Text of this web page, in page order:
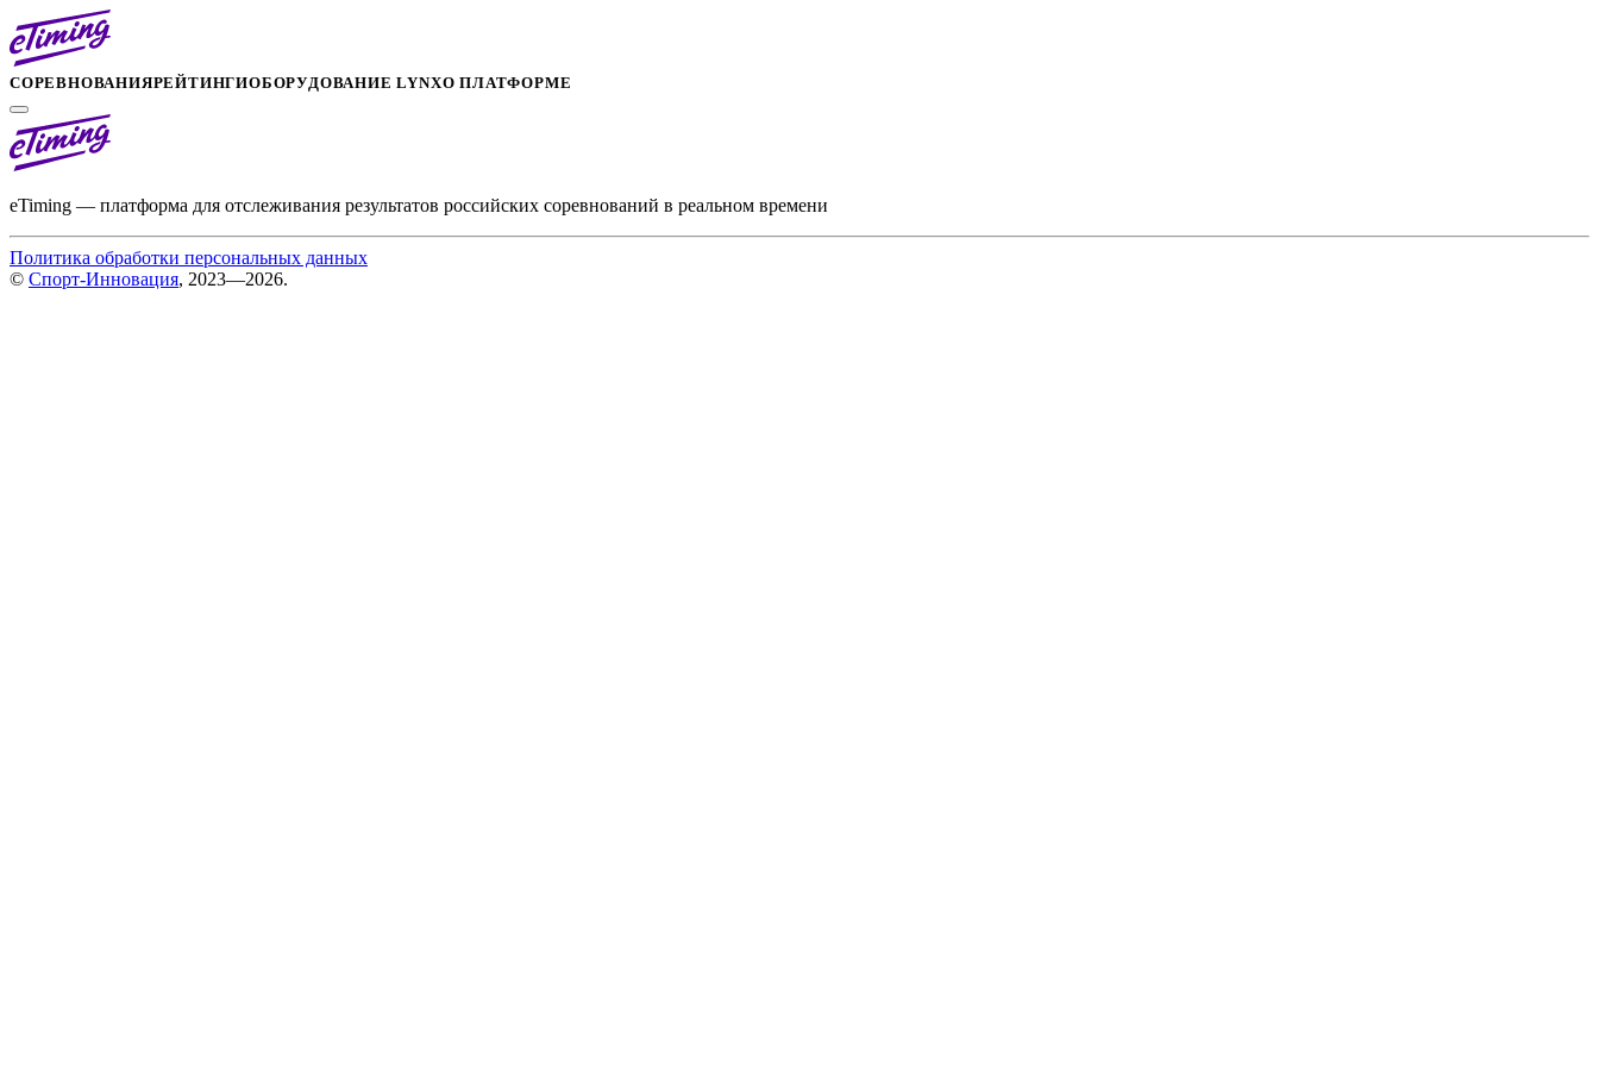
СОРЕВНОВАНИЯРЕЙТИНГИОБОРУДОВАНИЕ LYNXО ПЛАТФОРМЕ
eTiming — платформа для отслеживания результатов российских соревнований в реальном времени
Политика обработки персональных данных
© Спорт-Инновация, 2023—2026.